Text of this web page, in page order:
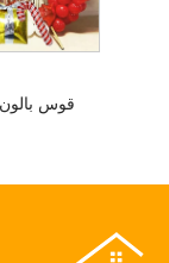
قوس بالون